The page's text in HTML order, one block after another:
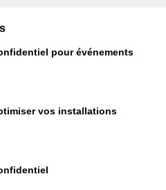
pour événements
vos installations